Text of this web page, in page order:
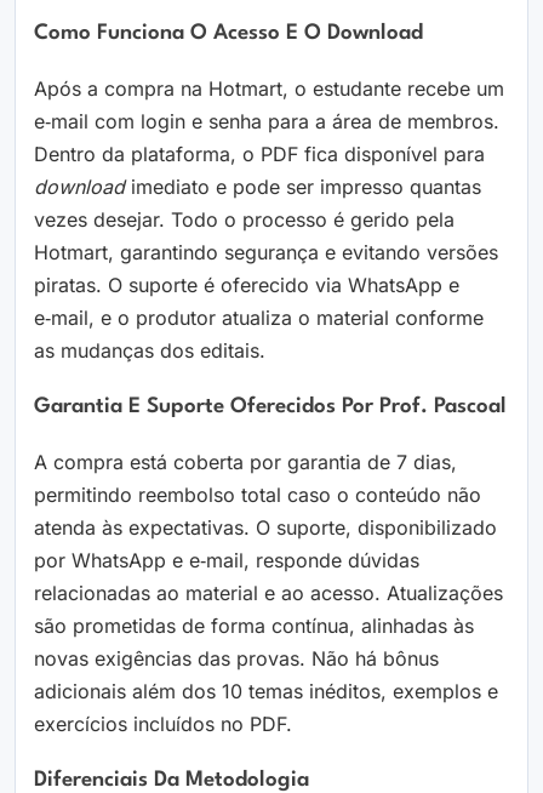
Como Funciona O Acesso E O Download
Após a compra na Hotmart, o estudante recebe um
e‑mail com login e senha para a área de membros.
Dentro da plataforma, o PDF fica disponível para
downloadimediato e pode ser impresso quantas
vezes desejar. Todo o processo é gerido pela
Hotmart, garantindo segurança e evitando versões
piratas. O suporte é oferecido via WhatsApp e
e‑mail, e o produtor atualiza o material conforme
as mudanças dos editais.
Garantia E Suporte Oferecidos Por Prof. Pascoal
A compra está coberta por garantia de 7 dias,
permitindo reembolso total caso o conteúdo não
atenda às expectativas. O suporte, disponibilizado
por WhatsApp e e‑mail, responde dúvidas
relacionadas ao material e ao acesso. Atualizações
são prometidas de forma contínua, alinhadas às
novas exigências das provas. Não há bônus
adicionais além dos 10 temas inéditos, exemplos e
exercícios incluídos no PDF.
Diferenciais Da Metodologia